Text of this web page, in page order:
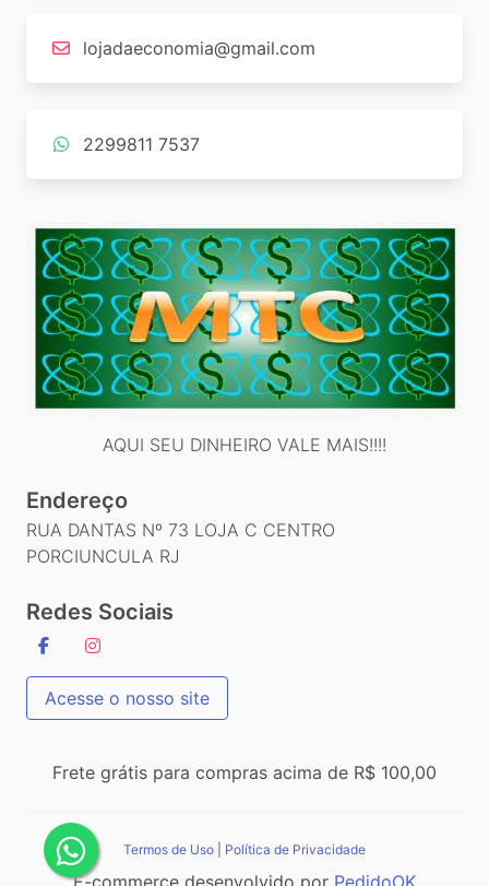
lojadaeconomia@gmail.com
2299811 7537
AQUI SEU DINHEIRO VALE MAIS!!!!
Endereço
RUA DANTAS Nº 73 LOJA C CENTRO
PORCIUNCULA RJ
Redes Sociais
Acesse o nosso site
Frete grátis para compras acima de R$ 100,00
Termos de Uso Política de Privacidade